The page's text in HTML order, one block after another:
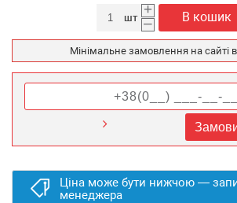
+
–
В кошик
шт
Мінімальне замовлення на сайті
Ціна може бути нижчою —
менеджера